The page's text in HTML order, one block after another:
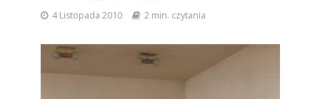
4 Listopada 2010 2 min. czytania